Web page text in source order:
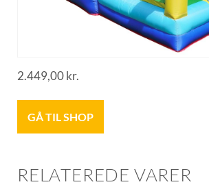
2.449,00kr.
GÅ TIL SHOP
RELATEREDE VARER